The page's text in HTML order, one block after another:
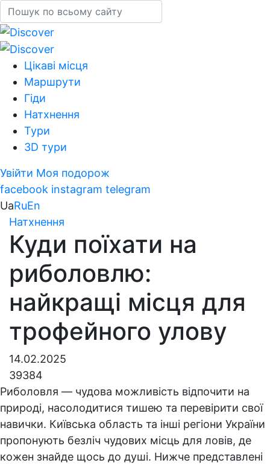
Цікаві місця
Маршрути
Гіди
Натхнення
Тури
3D тури
Увійти Моя подорож
facebook instagram telegram
UaRuEn
Натхнення
Куди поїхати на
риболовлю:
найкращі місця для
трофейного улову
14.02.2025
39384
Риболовля — чудова можливість відпочити на
природі, насолодитися тишею та перевірити свої
навички. Київська область та інші регіони України
пропонують безліч чудових місць для ловів, де
кожен знайде щось до душі. Нижче представлені